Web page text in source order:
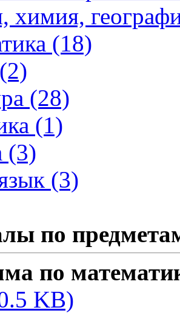
химия,
(18)
(28)
(1)
(3)
(3)
по
по
KB)